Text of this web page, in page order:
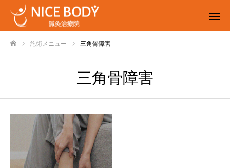
施術メニュー 三角骨障害
三角骨障害